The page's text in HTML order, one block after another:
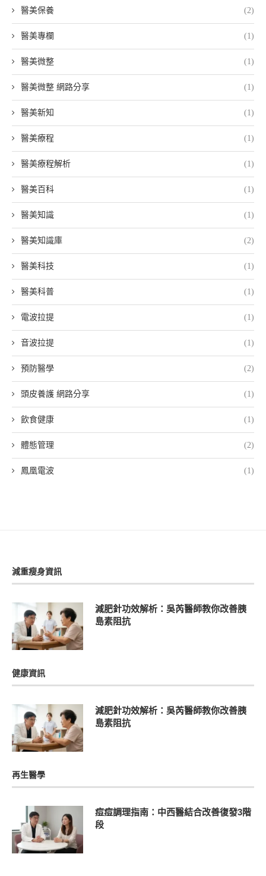
醫美保養 (2)
醫美專欄 (1)
醫美微整 (1)
醫美微整 網路分享 (1)
醫美新知 (1)
醫美療程 (1)
醫美療程解析 (1)
醫美百科 (1)
醫美知識 (1)
醫美知識庫 (2)
醫美科技 (1)
醫美科普 (1)
電波拉提 (1)
音波拉提 (1)
預防醫學 (2)
頭皮養護 網路分享 (1)
飲食健康 (1)
體態管理 (2)
鳳凰電波 (1)
減重瘦身資訊
減肥針功效解析：吳芮醫師教你改善胰
島素阻抗
健康資訊
減肥針功效解析：吳芮醫師教你改善胰
島素阻抗
再生醫學
痘痘調理指南：中西醫結合改善復發3階
段